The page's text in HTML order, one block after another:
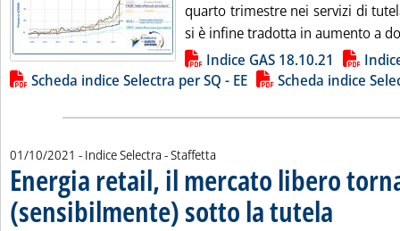
quarto trimestre nei servizi di
si è infine tradotta in aumento a
Lista allegati PDF alla notiziaIndice GAS 18.10.21
Scheda indice Selectra per SQ - EE
Scheda indice
01/10/2021 - Indice Selectra - Staffetta
Energia retail, il mercato libero
(sensibilmente) sotto la tutela